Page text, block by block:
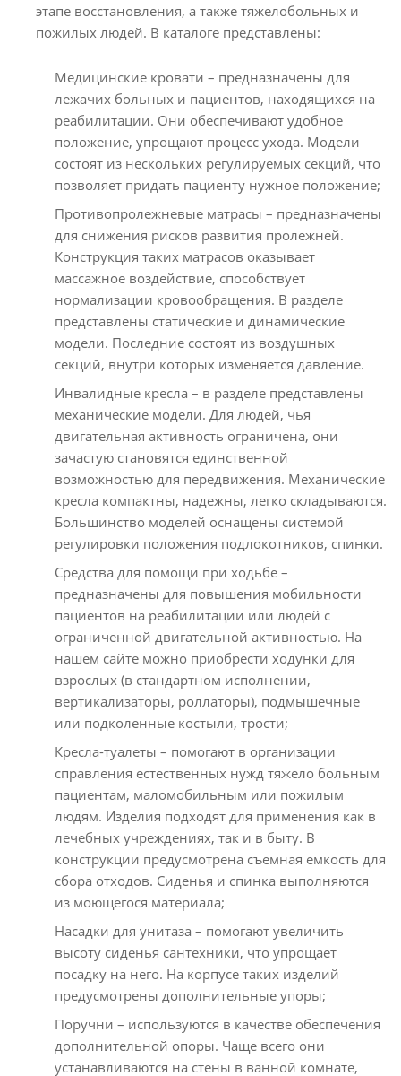
этапе восстановления, а также тяжелобольных и
пожилых людей. В каталоге представлены:
Медицинские кровати – предназначены для
лежачих больных и пациентов, находящихся на
реабилитации. Они обеспечивают удобное
положение, упрощают процесс ухода. Модели
состоят из нескольких регулируемых секций, что
позволяет придать пациенту нужное положение;
Противопролежневые матрасы – предназначены
для снижения рисков развития пролежней.
Конструкция таких матрасов оказывает
массажное воздействие, способствует
нормализации кровообращения. В разделе
представлены статические и динамические
модели. Последние состоят из воздушных
секций, внутри которых изменяется давление.
Инвалидные кресла – в разделе представлены
механические модели. Для людей, чья
двигательная активность ограничена, они
зачастую становятся единственной
возможностью для передвижения. Механические
кресла компактны, надежны, легко складываются.
Большинство моделей оснащены системой
регулировки положения подлокотников, спинки.
Средства для помощи при ходьбе –
предназначены для повышения мобильности
пациентов на реабилитации или людей с
ограниченной двигательной активностью. На
нашем сайте можно приобрести ходунки для
взрослых (в стандартном исполнении,
вертикализаторы, роллаторы), подмышечные
или подколенные костыли, трости;
Кресла-туалеты – помогают в организации
справления естественных нужд тяжело больным
пациентам, маломобильным или пожилым
людям. Изделия подходят для применения как в
лечебных учреждениях, так и в быту. В
конструкции предусмотрена съемная емкость для
сбора отходов. Сиденья и спинка выполняются
из моющегося материала;
Насадки для унитаза – помогают увеличить
высоту сиденья сантехники, что упрощает
посадку на него. На корпусе таких изделий
предусмотрены дополнительные упоры;
Поручни – используются в качестве обеспечения
дополнительной опоры. Чаще всего они
устанавливаются на стены в ванной комнате,